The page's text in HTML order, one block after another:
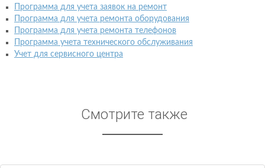
Программа для учета заявок на ремонт
Программа для учета ремонта оборудования
Программа для учета ремонта телефонов
Программа учета технического обслуживания
Учет для сервисного центра
Смотрите также